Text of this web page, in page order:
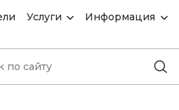
Услуги Информация